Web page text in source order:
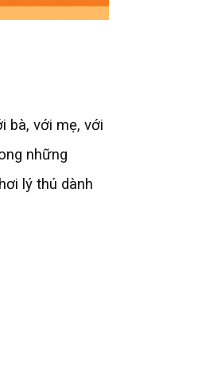
bà, với mẹ, với
những
lý thú dành